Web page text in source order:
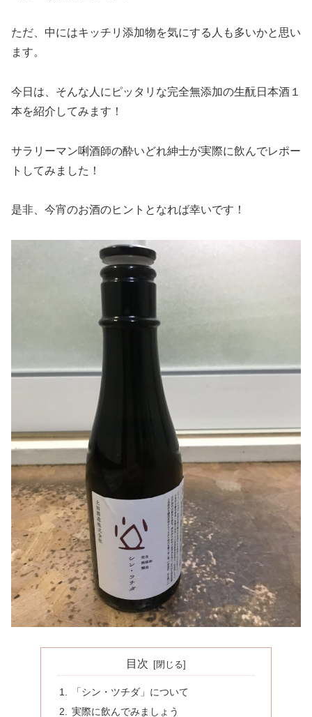
ただ、中にはキッチリ添加物を気にする人も多いかと思い
ます。
今日は、そんな人にピッタリな完全無添加の生酛日本酒１
本を紹介してみます！
サラリーマン唎酒師の酔いどれ紳士が実際に飲んでレポー
トしてみました！
是非、今宵のお酒のヒントとなれば幸いです！
目次
「シン・ツチダ」について
実際に飲んでみましょう